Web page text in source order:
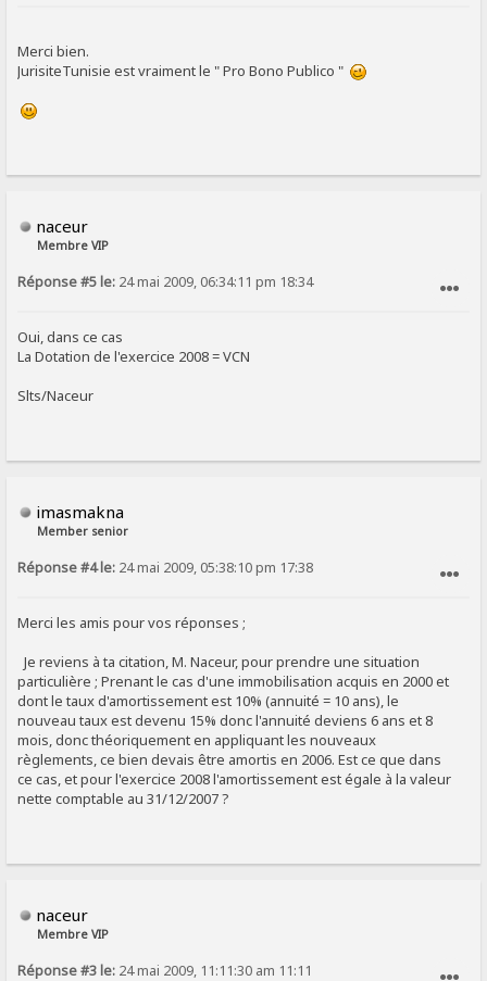
Merci bien.
JurisiteTunisie est vraiment le " Pro Bono Publico "
naceur
Membre VIP
Réponse #5 le: 24 mai 2009, 06:34:11 pm 18:34
Oui, dans ce cas
La Dotation de l'exercice 2008 = VCN
Slts/Naceur
imasmakna
Member senior
Réponse #4 le: 24 mai 2009, 05:38:10 pm 17:38
Merci les amis pour vos réponses ;
Je reviens à ta citation, M. Naceur, pour prendre une situation
particulière ; Prenant le cas d'une immobilisation acquis en 2000 et
dont le taux d'amortissement est 10% (annuité = 10 ans), le
nouveau taux est devenu 15% donc l'annuité deviens 6 ans et 8
mois, donc théoriquement en appliquant les nouveaux
règlements, ce bien devais être amortis en 2006. Est ce que dans
ce cas, et pour l'exercice 2008 l'amortissement est égale à la valeur
nette comptable au 31/12/2007 ?
naceur
Membre VIP
Réponse #3 le: 24 mai 2009, 11:11:30 am 11:11